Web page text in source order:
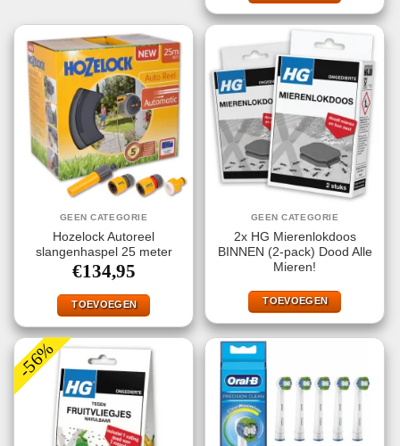
GEEN CATEGORIE
Hozelock Autoreel
slangenhaspel 25 meter
€134,95
TOEVOEGEN
GEEN CATEGORIE
2x HG Mierenlokdoos
BINNEN (2-pack) Dood Alle
Mieren!
TOEVOEGEN
-56%